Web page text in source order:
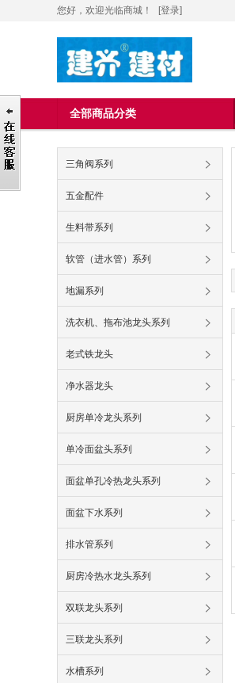
您好，欢迎光临商城！ [登录]
全部商品分类
三角阀系列
五金配件
生料带系列
软管（进水管）系列
地漏系列
洗衣机、拖布池龙头系列
老式铁龙头
净水器龙头
厨房单冷龙头系列
单冷面盆头系列
面盆单孔冷热龙头系列
面盆下水系列
排水管系列
厨房冷热水龙头系列
双联龙头系列
三联龙头系列
水槽系列